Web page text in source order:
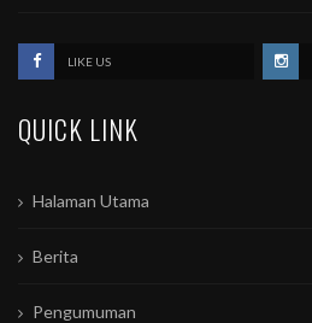
LIKE US
QUICK LINK
Halaman Utama
Berita
Pengumuman